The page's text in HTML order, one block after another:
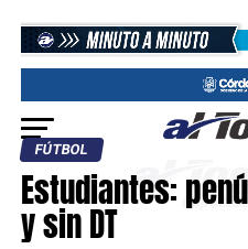
FÚTBOL
Estudiantes:
y sin DT